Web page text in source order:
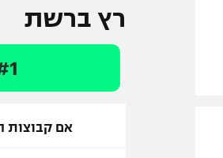
רץ ברשת
אם קבוצות